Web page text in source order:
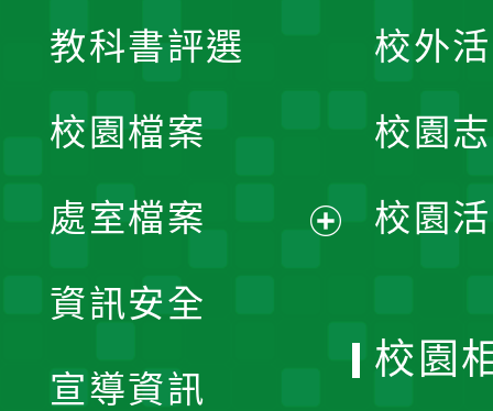
單
教科書評選
校園檔案
處室檔案
資訊安全
宣導資訊
校外
校園
校園
校園